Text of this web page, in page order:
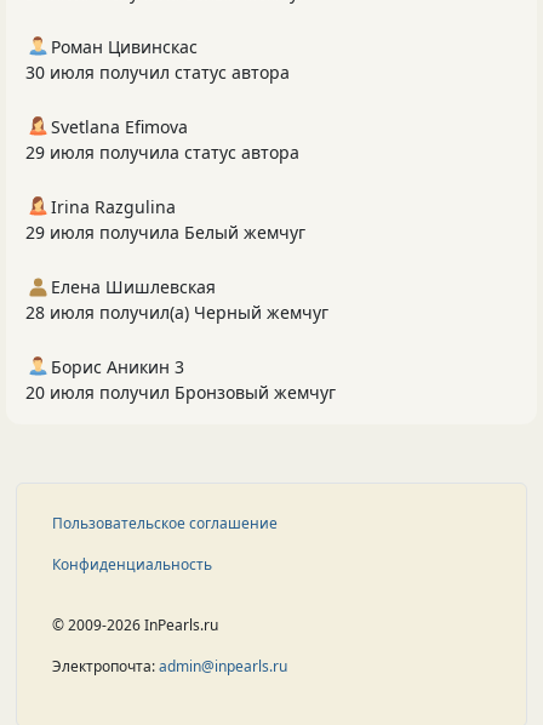
Роман Цивинскас
30 июля получил статус автора
Svetlana Efimova
29 июля получила статус автора
Irina Razgulina
29 июля получила Белый жемчуг
Елена Шишлевская
28 июля получил(а) Черный жемчуг
Борис Аникин 3
20 июля получил Бронзовый жемчуг
Пользовательское соглашение
Конфиденциальность
© 2009-2026 InPearls.ru
Электропочта:admin@inpearls.ru